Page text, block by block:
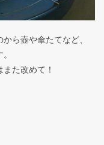
ら壺や傘たてなど、
た改めて！